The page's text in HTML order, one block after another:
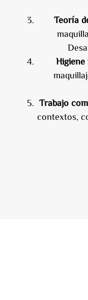
Teoría
Higiene
Trabajo
contextos,